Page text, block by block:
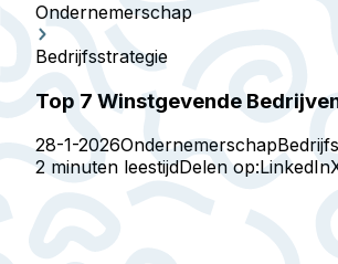
Ondernemerschap
Bedrijfsstrategie
Top 7 Winstgevende
28-1-2026Ondernemerschap
2 minuten leestijdDelen op:LinkedIn